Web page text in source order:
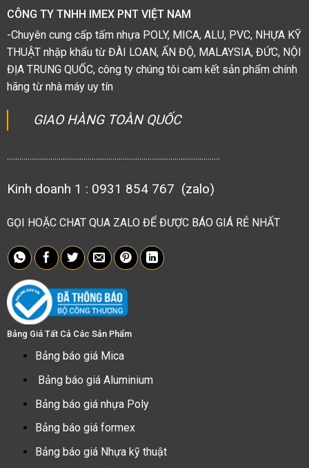
CÔNG TY TNHH IMEX PNT VIỆT NAM
-Chuyên cung cấp tấm nhựa POLY, MICA, ALU, PVC, NHỰA KỸ
THUẬT nhập khẩu từ ĐÀI LOAN, ẤN ĐỘ, MALAYSIA, ĐỨC, NỘI
ĐỊA TRUNG QUỐC, công ty chúng tôi cam kết sản phẩm chính
hãng từ nhà máy uy tín
GIAO HÀNG TOÀN QUỐC
.......................................................................................................
Kinh doanh 1 : 0931 854 767 (zalo)
GỌI HOẶC CHAT QUA ZALO ĐỂ ĐƯỢC BÁO GIÁ RẺ NHẤT
Bảng Giá Tất Cả Các Sản Phẩm
Bảng báo giá Mica
Bảng báo giá Aluminium
Bảng báo giá nhựa Poly
Bảng báo giá formex
Bảng báo giá Nhựa kỹ thuật